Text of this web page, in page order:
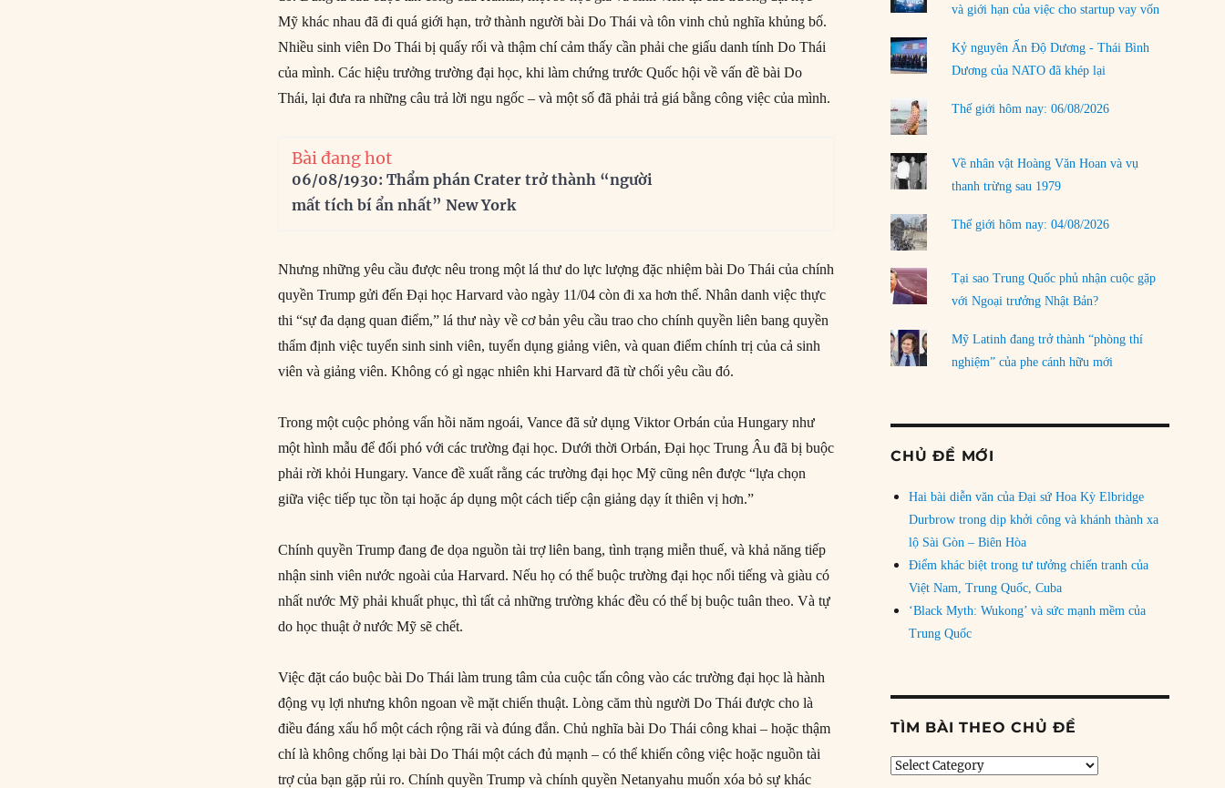
Mỹ khác nhau đã đi quá giới hạn, trở thành người bài Do Thái và tôn vinh chủ nghĩa khủng bố.
Nhiều sinh viên Do Thái bị quấy rối và thậm chí cảm thấy cần phải che giấu danh tính Do Thái
của mình. Các hiệu trưởng trường đại học, khi làm chứng trước Quốc hội về vấn đề bài Do
Thái, lại đưa ra những câu trả lời ngu ngốc – và một số đã phải trả giá bằng công việc của mình.
Bài đang hot
06/08/1930: Thẩm phán Crater trở thành “người
mất tích bí ẩn nhất” New York
Nhưng những yêu cầu được nêu trong một lá thư do lực lượng đặc nhiệm bài Do Thái của chính
quyền Trump gửi đến Đại học Harvard vào ngày 11/04 còn đi xa hơn thế. Nhân danh việc thực
thi “sự đa dạng quan điểm,” lá thư này về cơ bản yêu cầu trao cho chính quyền liên bang quyền
thẩm định việc tuyển sinh sinh viên, tuyển dụng giảng viên, và quan điểm chính trị của cả sinh
viên và giảng viên. Không có gì ngạc nhiên khi Harvard đã từ chối yêu cầu đó.
Trong một cuộc phỏng vấn hồi năm ngoái, Vance đã sử dụng Viktor Orbán của Hungary như
một hình mẫu để đối phó với các trường đại học. Dưới thời Orbán, Đại học Trung Âu đã bị buộc
phải rời khỏi Hungary. Vance đề xuất rằng các trường đại học Mỹ cũng nên được “lựa chọn
giữa việc tiếp tục tồn tại hoặc áp dụng một cách tiếp cận giảng dạy ít thiên vị hơn.”
Chính quyền Trump đang đe dọa nguồn tài trợ liên bang, tình trạng miễn thuế, và khả năng tiếp
nhận sinh viên nước ngoài của Harvard. Nếu họ có thể buộc trường đại học nổi tiếng và giàu có
nhất nước Mỹ phải khuất phục, thì tất cả những trường khác đều có thể bị buộc tuân theo. Và tự
do học thuật ở nước Mỹ sẽ chết.
Việc đặt cáo buộc bài Do Thái làm trung tâm của cuộc tấn công vào các trường đại học là hành
động vụ lợi nhưng khôn ngoan về mặt chiến thuật. Lòng căm thù người Do Thái được cho là
điều đáng xấu hổ một cách rộng rãi và đúng đắn. Chủ nghĩa bài Do Thái công khai – hoặc thậm
chí là không chống lại bài Do Thái một cách đủ mạnh – có thể khiến công việc hoặc nguồn tài
trợ của bạn gặp rủi ro. Chính quyền Trump và chính quyền Netanyahu muốn xóa bỏ sự khác
LOAD MORE
và giới hạn của việc cho startup vay vốn
Kỷ nguyên Ấn Độ Dương - Thái Bình
Dương của NATO đã khép lại
Thế giới hôm nay: 06/08/2026
Về nhân vật Hoàng Văn Hoan và vụ
thanh trừng sau 1979
Thế giới hôm nay: 04/08/2026
Tại sao Trung Quốc phủ nhận cuộc gặp
với Ngoại trưởng Nhật Bản?
Mỹ Latinh đang trở thành “phòng thí
nghiệm” của phe cánh hữu mới
CHỦ ĐỀ MỚI
Hai bài diễn văn của Đại sứ Hoa Kỳ Elbridge
Durbrow trong dịp khởi công và khánh thành xa
lộ Sài Gòn – Biên Hòa
Điểm khác biệt trong tư tưởng chiến tranh của
Việt Nam, Trung Quốc, Cuba
‘Black Myth: Wukong’ và sức mạnh mềm của
Trung Quốc
TÌM BÀI THEO CHỦ ĐỀ
Tìm